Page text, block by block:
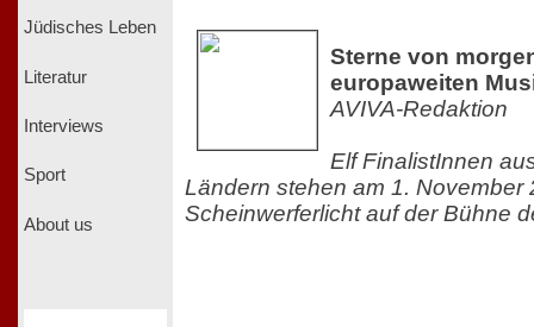
Jüdisches Leben
Literatur
Interviews
Sport
About us
Sterne von
europaweiten
AVIVA-Redaktion
Elf FinalistInnen
Ländern stehen am 1. November
Scheinwerferlicht auf der Bühne